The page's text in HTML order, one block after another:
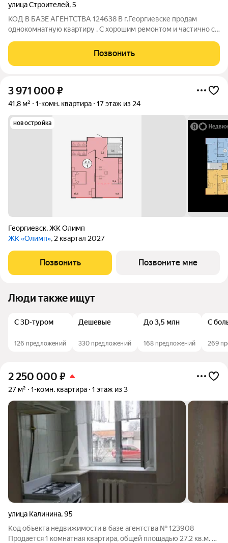
улица Строителей,5
КОД В БАЗЕ АГЕНТСТВА 124638 В г.Георгиевске продам
однокомнатную квартиру . С хорошим ремонтом и частично с
Санузел совмещенный . Уютная кухня с мебелью .
Инфраструктура в шаговой доступности
Позвонить
3 971 000 ₽
41,8 м² 1-комн. квартира 17 этаж из 24
новостройка
Георгиевск,ЖК Олимп
ЖК «Олимп», 2 квартал 2027
Позвонить Позвоните мне
Люди также ищут
С 3D-туром
126 предложений
Дешевые
330 предложений
До 3,5 млн
168 предложений
С
269
2 250 000 ₽
27 м² 1-комн. квартира 1 этаж из 3
улица Калинина,95
Код объекта недвижимости в базе агентства № 123908
Продается 1 комнатная квартира, общей площадью 27.2 кв.м. В